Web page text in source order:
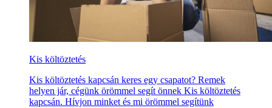
Kis költöztetés
Kis költöztetés kapcsán keres egy csapatot? Remek
helyen jár, cégünk örömmel segít önnek Kis költöztetés
kapcsán. Hívjon minket és mi örömmel segítünk